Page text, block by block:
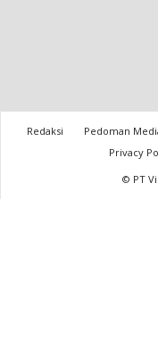
Redaksi Pedoman
Privacy
© PT